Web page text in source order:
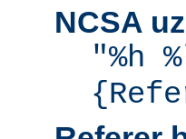
NCSA
"%h